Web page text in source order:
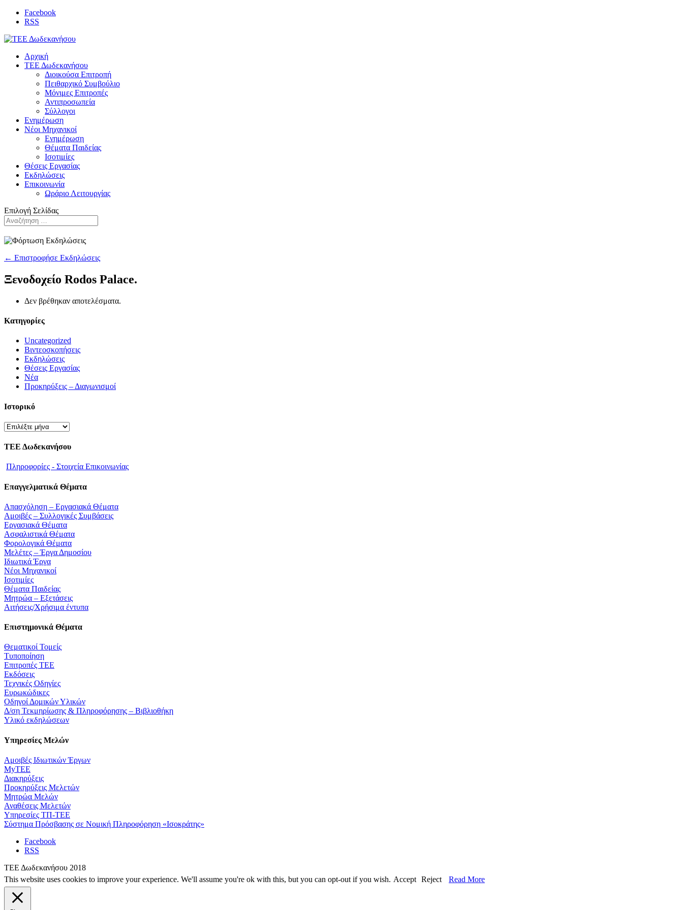
Facebook
RSS
Αρχική
ΤΕΕ Δωδεκανήσου
Διοικούσα Επιτροπή
Πειθαρχικό Συμβούλιο
Μόνιμες Επιτροπές
Αντιπροσωπεία
Σύλλογοι
Ενημέρωση
Νέοι Μηχανικοί
Ενημέρωση
Θέματα Παιδείας
Ισοτιμίες
Θέσεις Εργασίας
Εκδηλώσεις
Επικοινωνία
Ωράριο Λειτουργίας
Επιλογή Σελίδας
← Επιστροφήσε Εκδηλώσεις
Ξενοδοχείο Rodos Palace.
Δεν βρέθηκαν αποτελέσματα.
Εκδηλώσεις
Navigation
Εκδηλώσεις
Navigation
Kατηγορίες
Uncategorized
Βιντεοσκοπήσεις
Εκδηλώσεις
Θέσεις Εργασίας
Νέα
Προκηρύξεις – Διαγωνισμοί
Ιστορικό
Ιστορικό
ΤΕΕ Δωδεκανήσου
Πληροφορίες - Στοιχεία Επικοινωνίας
Επαγγελματικά Θέματα
Απασχόληση – Εργασιακά Θέματα
Αμοιβές – Συλλογικές Συμβάσεις
Εργασιακά Θέματα
Ασφαλιστικά Θέματα
Φορολογικά Θέματα
Μελέτες – Έργα Δημοσίου
Ιδιωτικά Έργα
Νέοι Μηχανικοί
Ισοτιμίες
Θέματα Παιδείας
Μητρώα – Εξετάσεις
Αιτήσεις/Χρήσιμα έντυπα
Επιστημονικά Θέματα
Θεματικοί Τομείς
Τυποποίηση
Επιτροπές ΤΕΕ
Εκδόσεις
Τεχνικές Οδηγίες
Ευρωκώδικες
Οδηγοί Δομικών Υλικών
Δ/ση Τεκμηρίωσης & Πληροφόρησης – Βιβλιοθήκη
Υλικό εκδηλώσεων
Υπηρεσίες Μελών
Αμοιβές Ιδιωτικών Έργων
MyTEE
Διακηρύξεις
Προκηρύξεις Μελετών
Μητρώα Μελών
Αναθέσεις Μελετών
Υπηρεσίες ΤΠ-ΤΕΕ
Σύστημα Πρόσβασης σε Νομική Πληροφόρηση «Ισοκράτης»
Facebook
RSS
ΤΕΕ Δωδεκανήσου 2018
This website uses cookies to improve your experience. We'll assume you're ok with this, but you can opt-out if you wish. Accept Reject Read More